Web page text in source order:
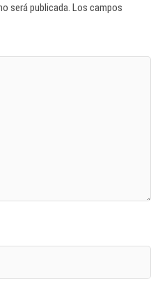
será publicada. Los campos